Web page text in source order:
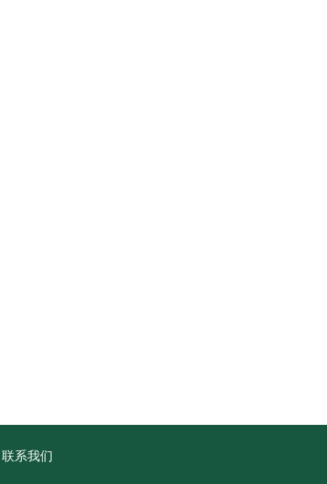
联系我们